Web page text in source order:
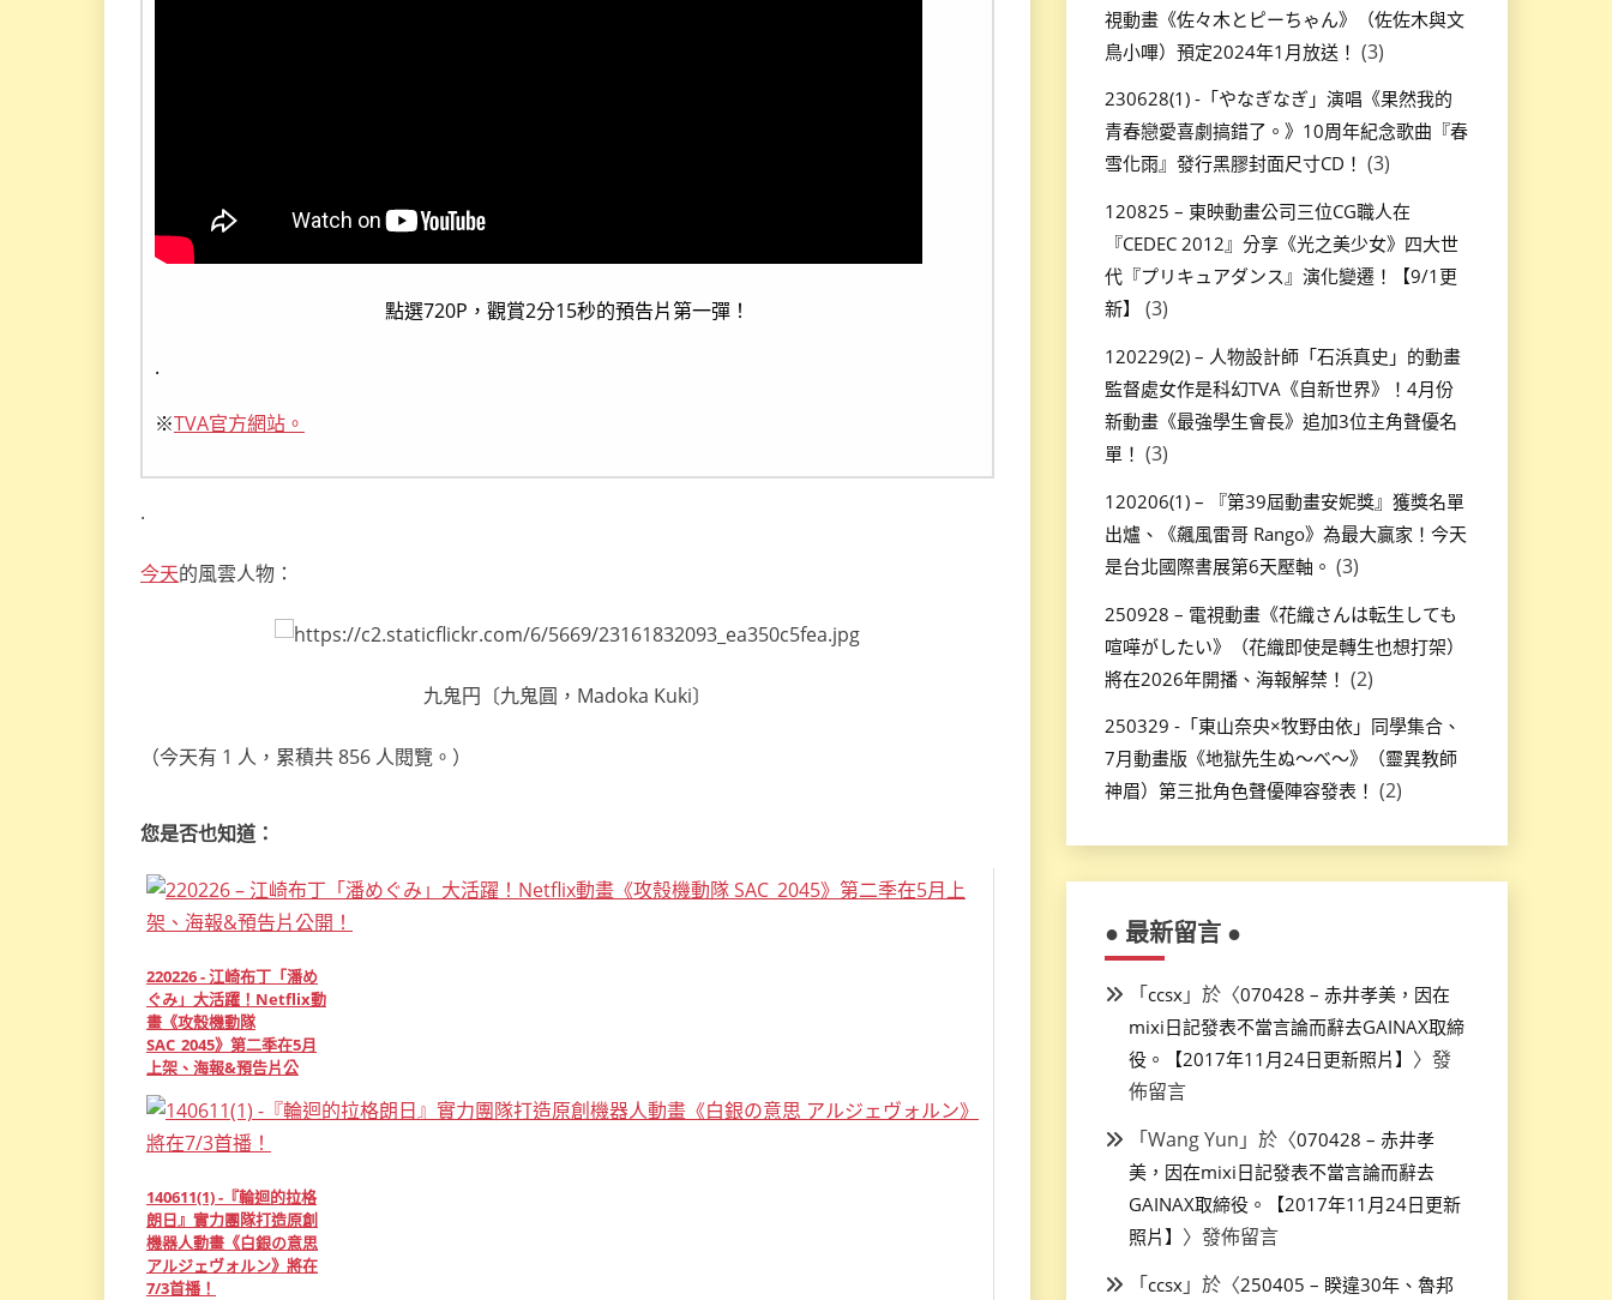
點選720P，觀賞2分15秒的預告片第一彈！
.
※TVA官方網站。
.
今天的風雲人物：
九鬼円〔九鬼圓，Madoka Kuki〕
（今天有 1 人，累積共 856 人閱覽。）
您是否也知道：
220226 - 江崎布丁「潘め
ぐみ」大活躍！Netflix動
畫《攻殼機動隊
SAC_2045》第二季在5月
上架、海報&預告片公
140611(1) -『輪迴的拉格
朗日』實力團隊打造原創
機器人動畫《白銀の意思
アルジェヴォルン》將在
7/3首播！
視動畫《佐々木とピーちゃん》（佐佐木與文
鳥小嗶）預定2024年1月放送！ (3)
230628(1) -「やなぎなぎ」演唱《果然我的
青春戀愛喜劇搞錯了。》10周年紀念歌曲『春
雪化雨』發行黑膠封面尺寸CD！ (3)
120825 – 東映動畫公司三位CG職人在
『CEDEC 2012』分享《光之美少女》四大世
代『プリキュアダンス』演化變遷！【9/1更
新】
(3)
120229(2) – 人物設計師「石浜真史」的動畫
監督處女作是科幻TVA《自新世界》！4月份
新動畫《最強學生會長》追加3位主角聲優名
單！ (3)
120206(1) – 『第39屆動畫安妮獎』獲獎名單
出爐、《飆風雷哥 Rango》為最大贏家！今天
是台北國際書展第6天壓軸。 (3)
250928 – 電視動畫《花織さんは転生しても
喧嘩がしたい》（花織即使是轉生也想打架）
將在2026年開播、海報解禁！ (2)
250329 -「東山奈央×牧野由依」同學集合、
7月動畫版《地獄先生ぬ～べ～》（靈異教師
神眉）第三批角色聲優陣容發表！ (2)
● 最新留言 ●
「ccsx」於〈070428 – 赤井孝美，因在
mixi日記發表不當言論而辭去GAINAX取締
役。【2017年11月24日更新照片】 〉發
佈留言
「Wang Yun 」於〈070428 – 赤井孝
美，因在mixi日記發表不當言論而辭去
GAINAX取締役。【2017年11月24日更新
照片】 〉發佈留言
「ccsx」於〈250405 – 睽違30年、魯邦